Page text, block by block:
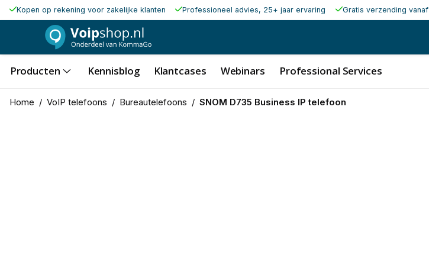
Kopen op rekening voor zakelijke klanten Professioneel advies, 25+ jaar ervaring Gratis verzending vanaf
Producten Kennisblog Klantcases Webinars Professional Services
Home / VoIP telefoons / Bureautelefoons / SNOM D735 Business IP telefoon